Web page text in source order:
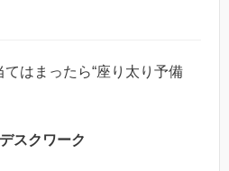
はまったら“座り太り予備
スクワーク